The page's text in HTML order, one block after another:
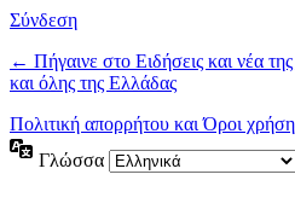
Σύνδεση
← Πήγαινε στο Ειδήσεις και νέα
και όλης της Ελλάδας
Πολιτική απορρήτου και Όροι
Γλώσσα